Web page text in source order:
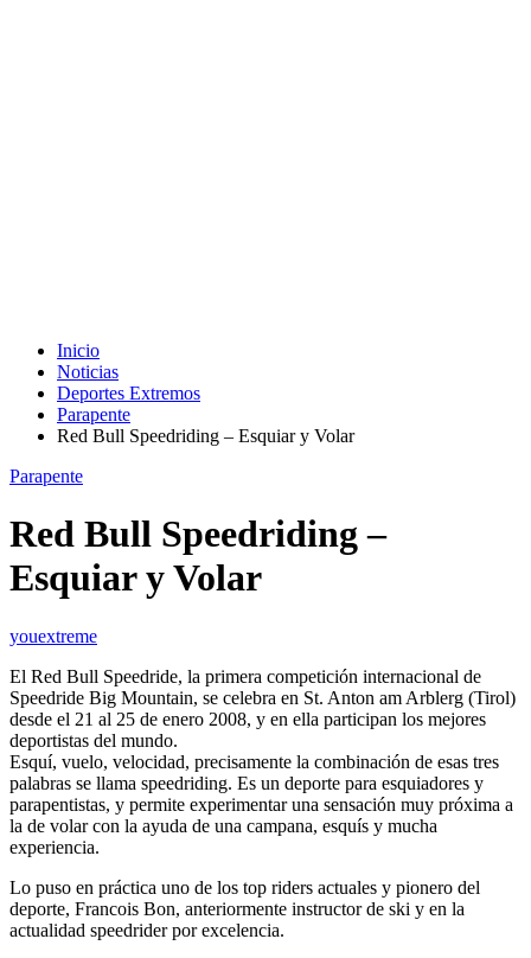
Inicio
Noticias
Deportes Extremos
Parapente
Red Bull Speedriding – Esquiar y Volar
Parapente
Red Bull Speedriding –
Esquiar y Volar
youextreme
El Red Bull Speedride, la primera competición internacional de
Speedride Big Mountain, se celebra en St. Anton am Arblerg (Tirol)
desde el 21 al 25 de enero 2008, y en ella participan los mejores
deportistas del mundo.
Esquí, vuelo, velocidad, precisamente la combinación de esas tres
palabras se llama speedriding. Es un deporte para esquiadores y
parapentistas, y permite experimentar una sensación muy próxima a
la de volar con la ayuda de una campana, esquís y mucha
experiencia.
Lo puso en práctica uno de los top riders actuales y pionero del
deporte, Francois Bon, anteriormente instructor de ski y en la
actualidad speedrider por excelencia.